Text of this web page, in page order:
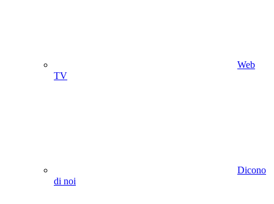
Web
TV
Dicono
di noi